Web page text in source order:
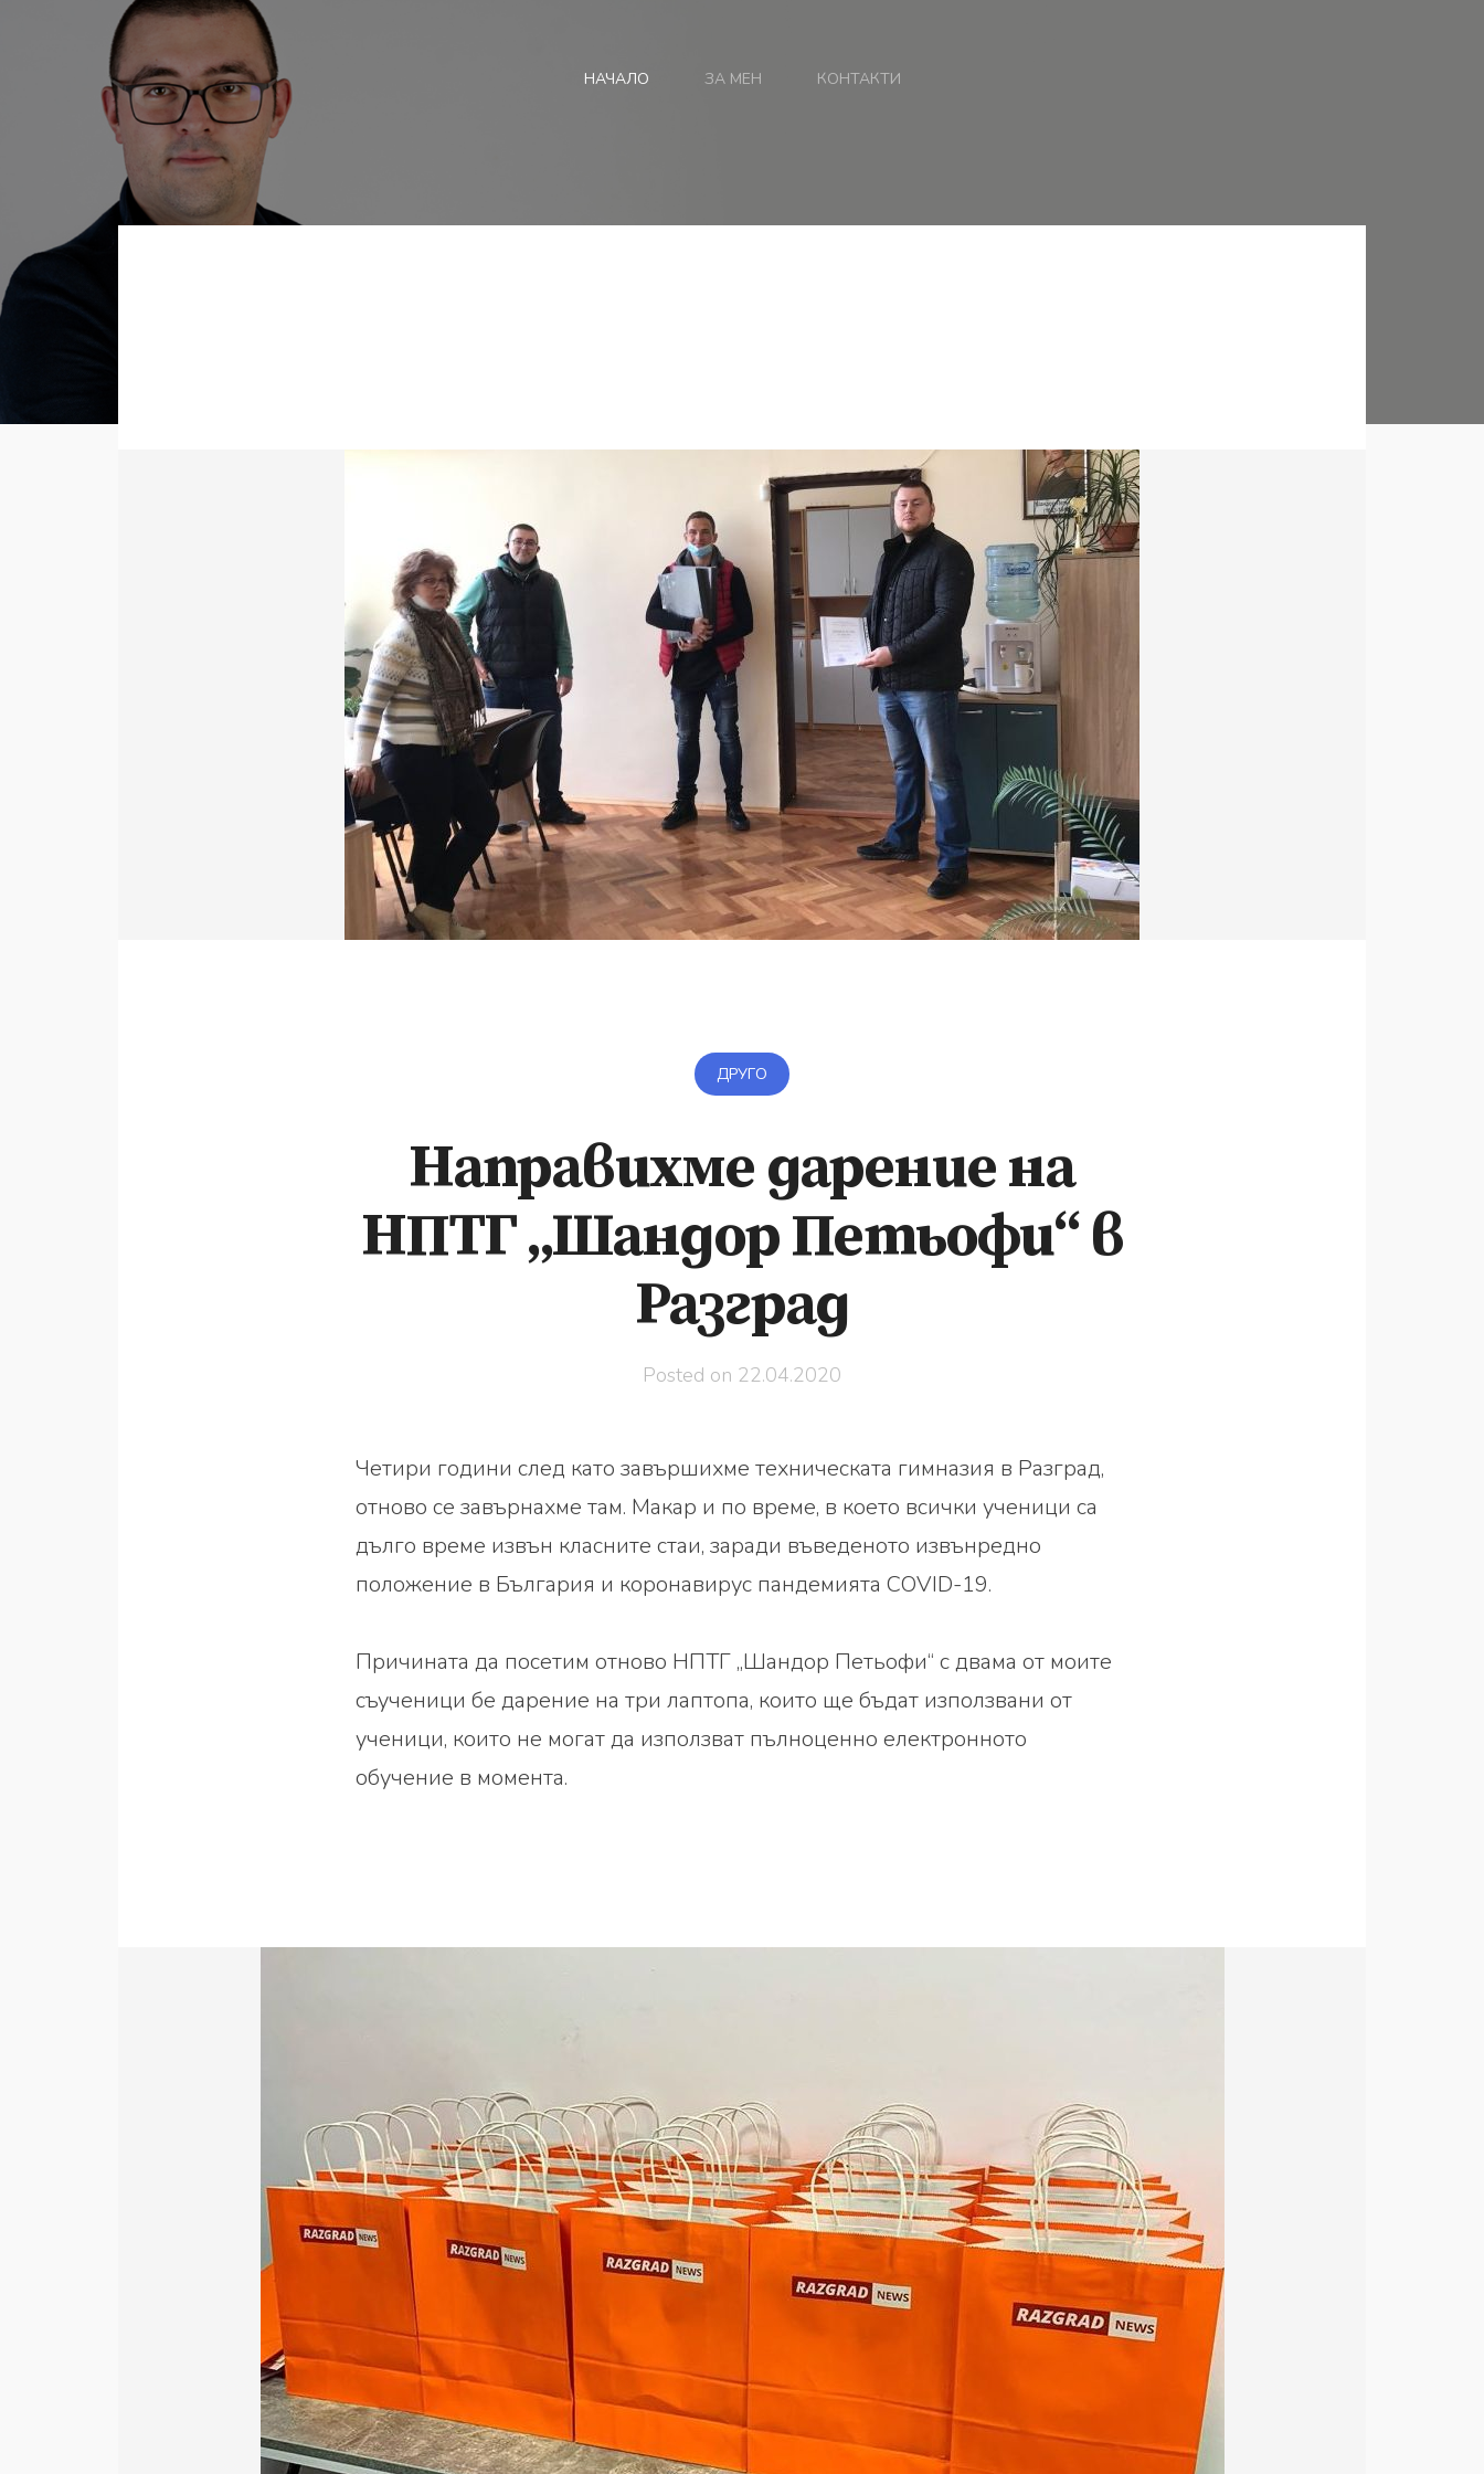
НАЧАЛО ЗА МЕН КОНТАКТИ
ДРУГО
Направихме дарение на
НПТГ „Шандор Петьофи“ в
Разград
Posted on 22.04.2020
Четири години след като завършихме техническата гимназия в Разград,
отново се завърнахме там. Макар и по време, в което всички ученици са
дълго време извън класните стаи, заради въведеното извънредно
положение в България и коронавирус пандемията COVID-19.
Причината да посетим отново НПТГ „Шандор Петьофи“ с двама от моите
съученици бе дарение на три лаптопа, които ще бъдат използвани от
ученици, които не могат да използват пълноценно електронното
обучение в момента.